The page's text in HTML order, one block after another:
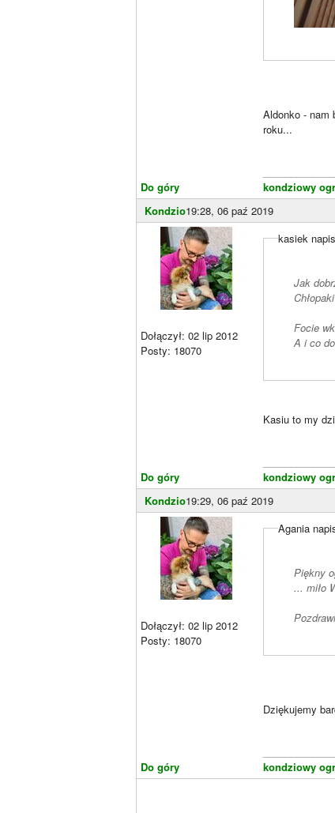
Do góry
Aldonko - nam
roku...
kondziowy
Kondzio19:28, 06 paź 2019
Dołączył: 02 lip 2012
Posty: 18070
Do góry
kasiek
Jak
Focie
A i co
Kasiu to my
kondziowy
Kondzio19:29, 06 paź 2019
Dołączył: 02 lip 2012
Posty: 18070
Do góry
Agania
Piękny
... miło
Dziękujemy
kondziowy